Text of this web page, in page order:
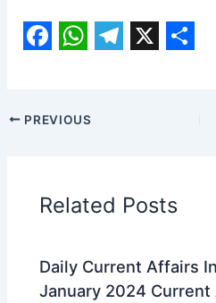
c a
A
p
r
m
PREVIOUS
Related Posts
Daily Current Affairs
January 2024